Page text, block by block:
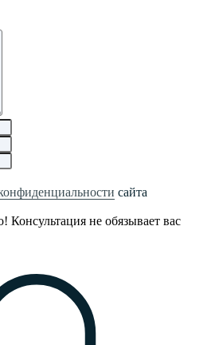
сайта
Консультация не обязывает вас